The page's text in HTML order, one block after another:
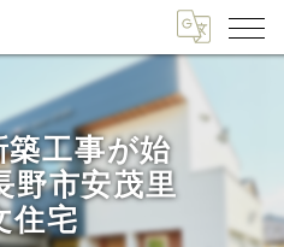
築工事が始
野市安茂里
住宅